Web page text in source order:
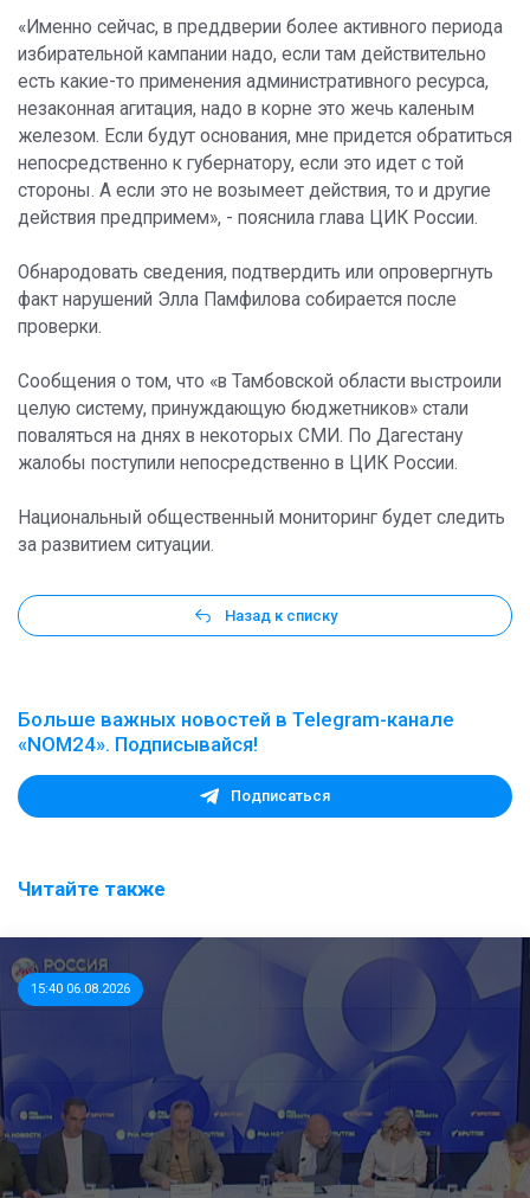
«Именно сейчас, в преддверии более активного периода
избирательной кампании надо, если там действительно
есть какие-то применения административного ресурса,
незаконная агитация, надо в корне это жечь каленым
железом. Если будут основания, мне придется обратиться
непосредственно к губернатору, если это идет с той
стороны. А если это не возымеет действия, то и другие
действия предпримем», - пояснила глава ЦИК России.
Обнародовать сведения, подтвердить или опровергнуть
факт нарушений Элла Памфилова собирается после
проверки.
Сообщения о том, что «в Тамбовской области выстроили
целую систему, принуждающую бюджетников» стали
поваляться на днях в некоторых СМИ. По Дагестану
жалобы поступили непосредственно в ЦИК России.
Национальный общественный мониторинг будет следить
за развитием ситуации.
Назад к списку
Больше важных новостей в Telegram-канале
«NOM24». Подписывайся!
Подписаться
Читайте также
15:40 06.08.2026